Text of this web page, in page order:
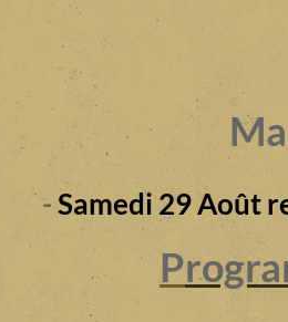
-Samedi 29 Août
P